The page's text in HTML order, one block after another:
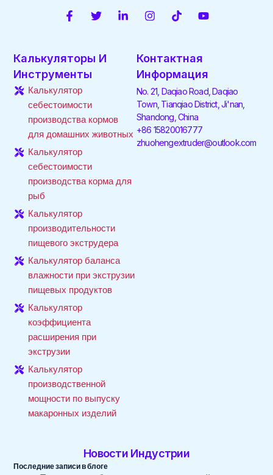
F
b
o
o
k
-
T
С
т
I
a
g
r
a
m
T
o
k
Y
b
e
Калькуляторы И
Инструменты
Калькулятор
себестоимости
производства кормов
для домашних животных
Калькулятор
себестоимости
производства корма для
рыб
Калькулятор
производительности
пищевого экструдера
Калькулятор баланса
влажности при экструзии
пищевых продуктов
Калькулятор
коэффициента
расширения при
экструзии
Калькулятор
производственной
мощности по выпуску
макаронных изделий
Контактная
Информация
No. 21, Daqiao Road, Daqiao
Town, Tianqiao District, Ji'nan,
Shandong, China
+86 15820016777
zhuohengextruder@outlook.com
Новости Индустрии
Последние записи в блоге